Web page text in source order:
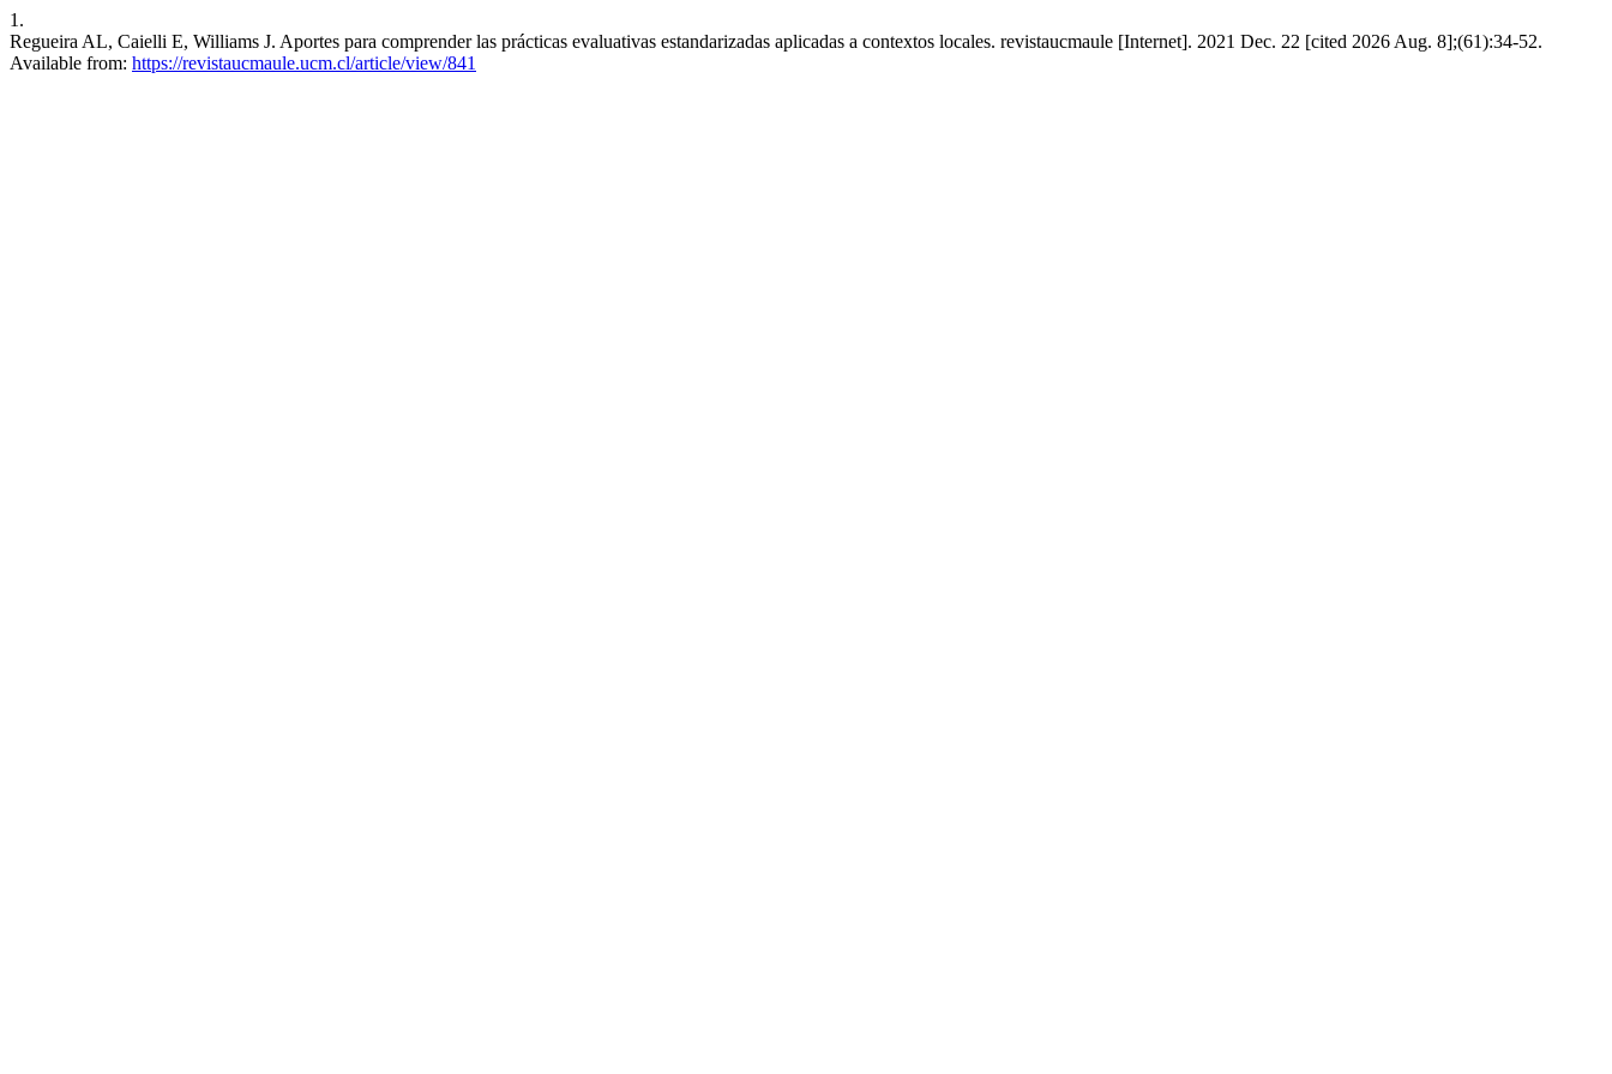
1.
Regueira AL, Caielli E, Williams J. Aportes para comprender las prácticas evaluativas estandarizadas aplicadas a contextos locales. revistaucmaule [Internet]. 2021 Dec. 22 [cited 2026 Aug. 8];(61):34-52.
Available from: https://revistaucmaule.ucm.cl/article/view/841